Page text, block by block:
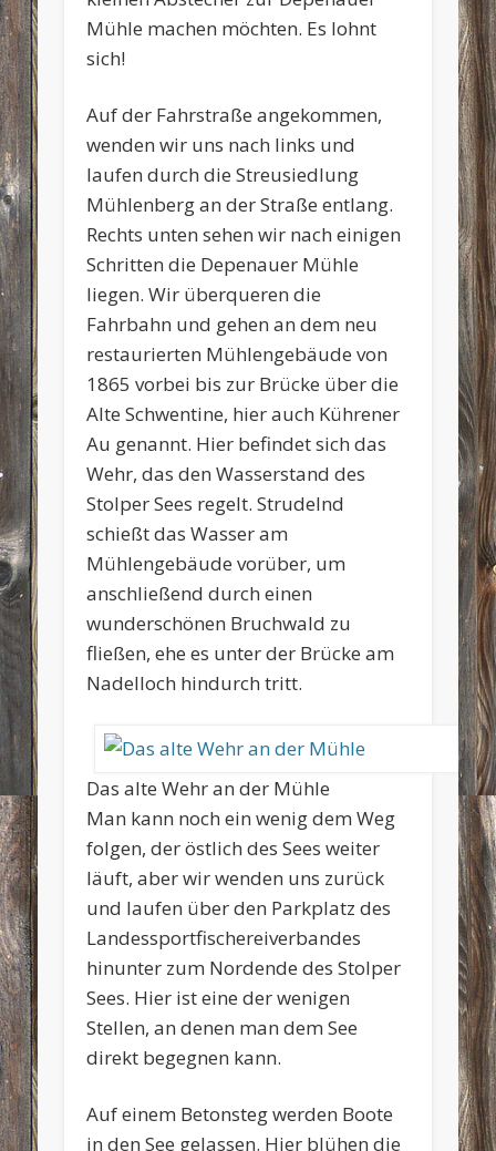
Mühle machen möchten. Es lohnt
sich!
Auf der Fahrstraße angekommen,
wenden wir uns nach links und
laufen durch die Streusiedlung
Mühlenberg an der Straße entlang.
Rechts unten sehen wir nach einigen
Schritten die Depenauer Mühle
liegen. Wir überqueren die
Fahrbahn und gehen an dem neu
restaurierten Mühlengebäude von
1865 vorbei bis zur Brücke über die
Alte Schwentine, hier auch Kührener
Au genannt. Hier befindet sich das
Wehr, das den Wasserstand des
Stolper Sees regelt. Strudelnd
schießt das Wasser am
Mühlengebäude vorüber, um
anschließend durch einen
wunderschönen Bruchwald zu
fließen, ehe es unter der Brücke am
Nadelloch hindurch tritt.
Das alte Wehr an der Mühle
Man kann noch ein wenig dem Weg
folgen, der östlich des Sees weiter
läuft, aber wir wenden uns zurück
und laufen über den Parkplatz des
Landessportfischereiverbandes
hinunter zum Nordende des Stolper
Sees. Hier ist eine der wenigen
Stellen, an denen man dem See
direkt begegnen kann.
Auf einem Betonsteg werden Boote
in den See gelassen. Hier blühen die